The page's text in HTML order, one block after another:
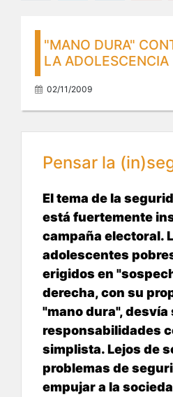
"MANO DURA"
LA ADOLESCENCIA
02/11/2009
Pensar la
El tema de la
está fuertemente
campaña electoral.
adolescentes
erigidos en
derecha, con su
"mano dura", desvía
responsabilidades
simplista. Lejos de
problemas de
empujar a la